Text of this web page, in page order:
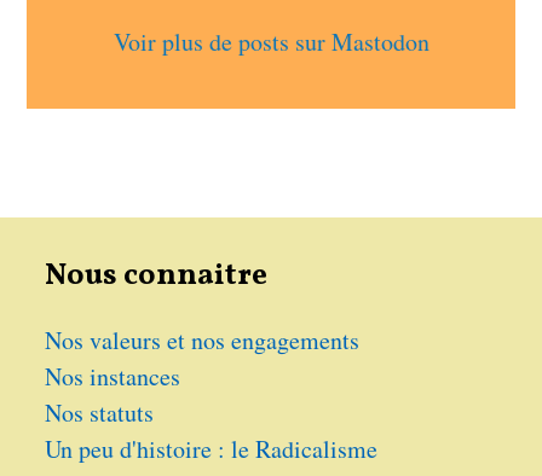
Voir plus de posts sur Mastodon
Nous connaitre
Nos valeurs et nos engagements
Nos instances
Nos statuts
Un peu d'histoire : le Radicalisme